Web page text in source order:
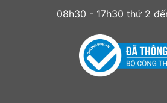
08h30 - 17h30 thứ 2